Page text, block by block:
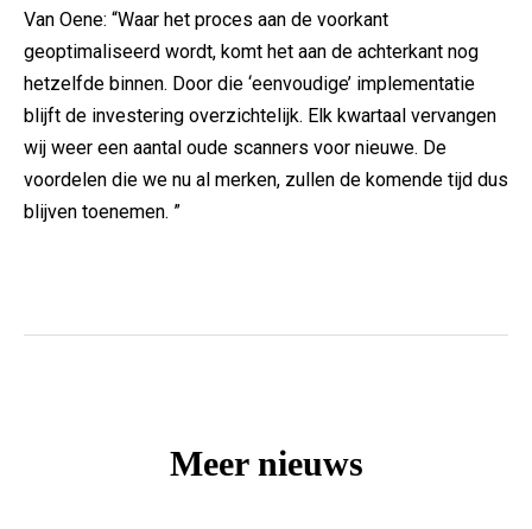
Van Oene: “Waar het proces aan de voorkant
geoptimaliseerd wordt, komt het aan de achterkant nog
hetzelfde binnen. Door die ‘eenvoudige’ implementatie
blijft de investering overzichtelijk. Elk kwartaal vervangen
wij weer een aantal oude scanners voor nieuwe. De
voordelen die we nu al merken, zullen de komende tijd dus
blijven toenemen. ”
Meer nieuws